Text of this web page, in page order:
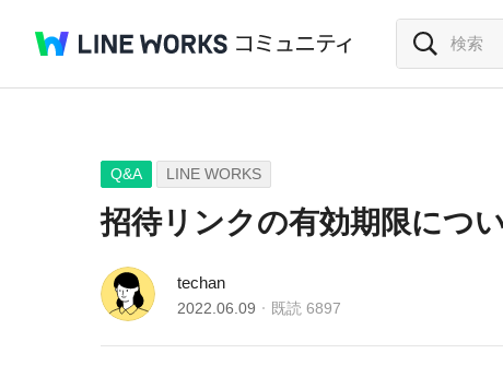
Q&A LINE WORKS
招待リンクの有効期限につ
techan
2022.06.09 既読 6897